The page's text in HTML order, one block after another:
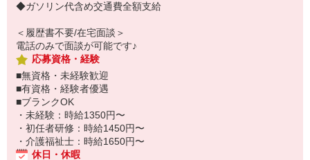
◆ガソリン代含め交通費全額支給
＜履歴書不要/在宅面談＞
電話のみで面談が可能です♪
応募資格・経験
■無資格・未経験歓迎
■有資格・経験者優遇
■ブランクOK
・未経験：時給1350円〜
・初任者研修：時給1450円〜
・介護福祉士：時給1650円〜
休日・休暇